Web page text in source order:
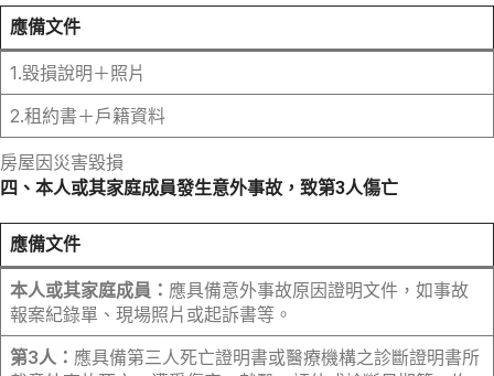
應備文件
1.毀損說明＋照片
2.租約書＋戶籍資料
房屋因災害毀損
四、本人或其家庭成員發生意外事故，致第3人傷亡
應備文件
本人或其家庭成員： 應具備意外事故原因證明文件，如事故
報案紀錄單、現場照片或起訴書等。
第3人： 應具備第三人死亡證明書或醫療機構之診斷證明書所